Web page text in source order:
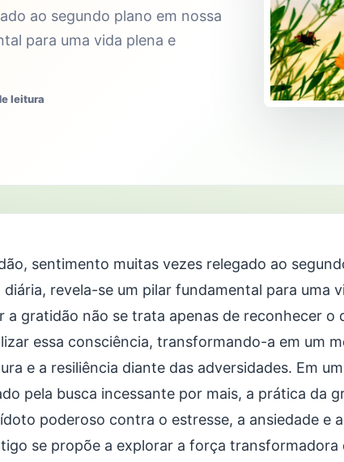
ao segundo plano em nossa
para uma vida plena e
leitura
sentimento muitas vezes relegado ao
revela-se um pilar fundamental para uma
a gratidão não se trata apenas de reconhecer o
essa consciência, transformando-a em um
e a resiliência diante das adversidades. Em
pela busca incessante por mais, a prática da
poderoso contra o estresse, a ansiedade e
se propõe a explorar a força transformadora